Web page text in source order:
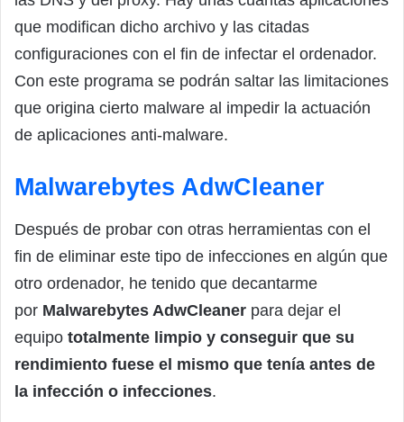
que modifican dicho archivo y las citadas
configuraciones con el fin de infectar el ordenador.
Con este programa se podrán saltar las limitaciones
que origina cierto malware al impedir la actuación
de aplicaciones anti-malware.
Malwarebytes AdwCleaner
Después de probar con otras herramientas con el
fin de eliminar este tipo de infecciones en algún que
otro ordenador, he tenido que decantarme
por Malwarebytes AdwCleaner para dejar el
equipo totalmente limpio y conseguir que su
rendimiento fuese el mismo que tenía antes de
la infección o infecciones.